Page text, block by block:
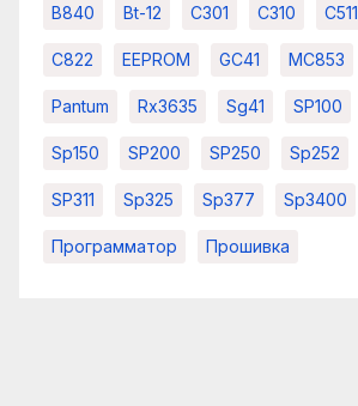
B840 Bt-12 C301 C310 C511
C822 EEPROM GC41 MC853
Pantum Rx3635 Sg41 SP100
Sp150 SP200 SP250 Sp252
SP311 Sp325 Sp377 Sp3400
Программатор Прошивка